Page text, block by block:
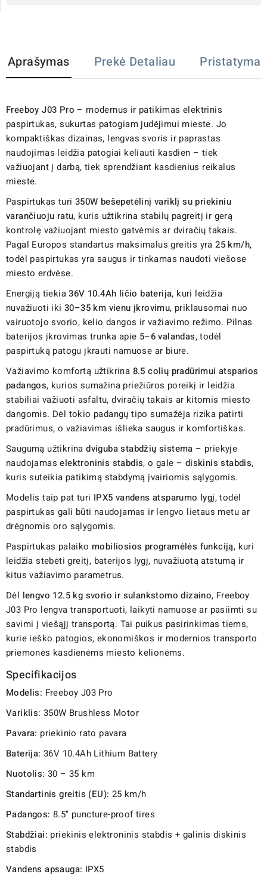
Aprašymas Prekė Detaliau Pristatymas
Freeboy J03 Pro – modernus ir patikimas elektrinis
paspirtukas, sukurtas patogiam judėjimui mieste. Jo
kompaktiškas dizainas, lengvas svoris ir paprastas
naudojimas leidžia patogiai keliauti kasdien – tiek
važiuojant į darbą, tiek sprendžiant kasdienius reikalus
mieste.
Paspirtukas turi 350W bešepetėlinį variklį su priekiniu
varančiuoju ratu, kuris užtikrina stabilų pagreitį ir gerą
kontrolę važiuojant miesto gatvėmis ar dviračių takais.
Pagal Europos standartus maksimalus greitis yra25 km/h,
todėl paspirtukas yra saugus ir tinkamas naudoti viešose
miesto erdvėse.
Energiją tiekia36V 10.4Ah ličio baterija, kuri leidžia
nuvažiuoti iki30–35 km vienu įkrovimu, priklausomai nuo
vairuotojo svorio, kelio dangos ir važiavimo režimo. Pilnas
baterijos įkrovimas trunka apie 5–6 valandas, todėl
paspirtuką patogu įkrauti namuose ar biure.
Važiavimo komfortą užtikrina 8.5 colių pradūrimui atsparios
padangos, kurios sumažina priežiūros poreikį ir leidžia
stabiliai važiuoti asfaltu, dviračių takais ar kitomis miesto
dangomis. Dėl tokio padangų tipo sumažėja rizika patirti
pradūrimus, o važiavimas išlieka saugus ir komfortiškas.
Saugumą užtikrinadviguba stabdžių sistema – priekyje
naudojamaselektroninis stabdis, o gale – diskinis stabdis,
kuris suteikia patikimą stabdymą įvairiomis sąlygomis.
Modelis taip pat turi IPX5 vandens atsparumo lygį, todėl
paspirtukas gali būti naudojamas ir lengvo lietaus metu ar
drėgnomis oro sąlygomis.
Paspirtukas palaiko mobiliosios programėlės funkciją, kuri
leidžia stebėti greitį, baterijos lygį, nuvažiuotą atstumą ir
kitus važiavimo parametrus.
Dėl lengvo 12.5 kg svorio ir sulankstomo dizaino, Freeboy
J03 Pro lengva transportuoti, laikyti namuose ar pasiimti su
savimi į viešąjį transportą. Tai puikus pasirinkimas tiems,
kurie ieško patogios, ekonomiškos ir modernios transporto
priemonės kasdienėms miesto kelionėms.
Specifikacijos
Modelis: Freeboy J03 Pro
Variklis: 350W Brushless Motor
Pavara: priekinio rato pavara
Baterija: 36V 10.4Ah Lithium Battery
Nuotolis: 30 – 35 km
Standartinis greitis (EU): 25 km/h
Padangos: 8.5" puncture-proof tires
Stabdžiai: priekinis elektroninis stabdis + galinis diskinis
stabdis
Vandens apsauga: IPX5